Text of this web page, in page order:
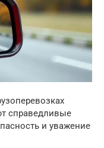
справедливые
и уважение